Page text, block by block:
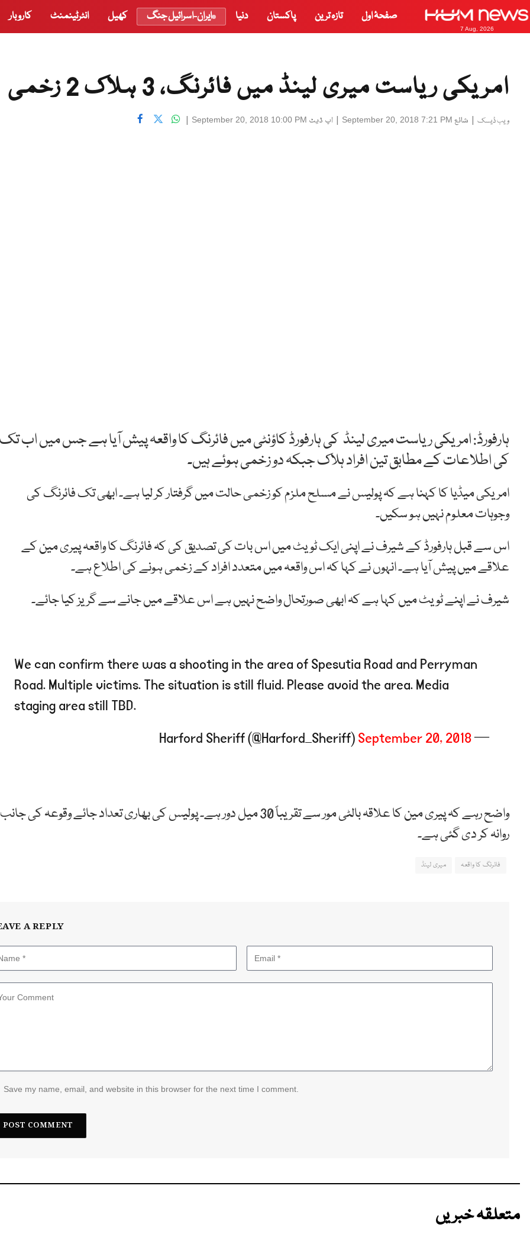
7 Aug, 2026
صفحۂ اول تازہ ترین پاکستان دنیا ایران-اسرائیل جنگ کھیل انٹرٹینمنٹ کاروبار
امریکی ریاست میری لینڈ میں فائرنگ، 3 ہلاک 2 زخمی
ویب ڈیسک | شائع September 20, 2018 7:21 PM
| اپ ڈیٹ September 20, 2018 10:00 PM
|
ہارفورڈ: امریکی ریاست میری لینڈ کی ہارفورڈ کاؤنٹی میں فائرنگ کا واقعہ پیش آیا ہے جس میں اب تک
کی اطلاعات کے مطابق تین افراد ہلاک جبکہ دو زخمی ہوئے ہیں۔
امریکی میڈیا کا کہنا ہے کہ پولیس نے مسلح ملزم کو زخمی حالت میں گرفتار کر لیا ہے۔ ابھی تک فائرنگ کی
وجوہات معلوم نہیں ہو سکیں۔
اس سے قبل ہارفورڈ کے شیرف نے اپنی ایک ٹویٹ میں اس بات کی تصدیق کی کہ فائرنگ کا واقعہ پیری مین کے
علاقے میں پیش آیا ہے۔ انہوں نے کہا کہ اس واقعہ میں متعدد افراد کے زخمی ہونے کی اطلاع ہے۔
شیرف نے اپنے ٹویٹ میں کہا ہے کہ ابھی صورتحال واضح نہیں ہے اس علاقے میں جانے سے گریز کیا جائے۔
We can confirm there was a shooting in the area of Spesutia Road and Perryman
Road. Multiple victims. The situation is still fluid. Please avoid the area. Media
staging area still TBD.
— Harford Sheriff (@Harford_Sheriff)
September 20, 2018
واضح رہے کہ پیری مین کا علاقہ بالٹی مور سے تقریباً 30 میل دور ہے۔ پولیس کی بھاری تعداد جائے وقوعہ کی جانب
روانہ کر دی گئی ہے۔
فائرنگ کا واقعہ میری لینڈ
A REPLY
Save my name, email, and website in this browser for the next time I comment.
متعلقہ خبریں